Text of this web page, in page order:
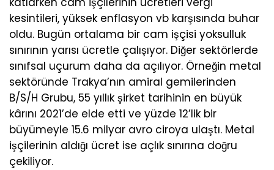
kesintileri, yüksek enflasyon vb karşısında buhar
oldu. Bugün ortalama bir cam işçisi yoksulluk
sınırının yarısı ücretle çalışıyor. Diğer sektörlerde
sınıfsal uçurum daha da açılıyor. Örneğin metal
sektöründe Trakya’nın amiral gemilerinden
B/S/H Grubu, 55 yıllık şirket tarihinin en büyük
kârını 2021’de elde etti ve yüzde 12’lik bir
büyümeyle 15.6 milyar avro ciroya ulaştı. Metal
işçilerinin aldığı ücret ise açlık sınırına doğru
çekiliyor.